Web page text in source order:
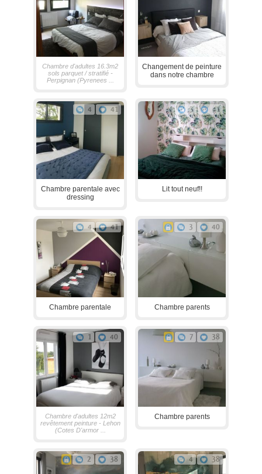
Chambre d'adultes 16.3m2
sols parquet / stratifié -
Perpignan (Pyrenees ...
Changement de peinture
dans notre chambre
4 41
Chambre parentale avec
dressing
3 41
Lit tout neuf!!
4 41
Chambre parentale
3 40
Chambre parents
1 40
Chambre d'adultes 12m2
revêtement peinture - Lehon
(Cotes D'armor ...
7 38
Chambre parents
2 38 4 38